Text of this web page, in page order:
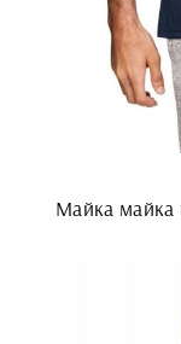
Майка майка